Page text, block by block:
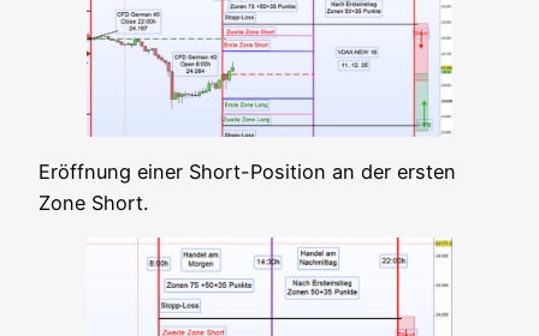
Eröff­nung einer Short-Posi­ti­on an der ers­ten
Zone Short.